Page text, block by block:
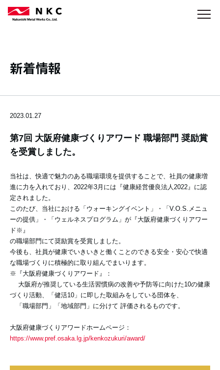
新着情報
2023.01.27
第7回 大阪府健康づくりアワード 職場部門 奨励賞
を受賞しました。
当社は、快適で魅力のある職場環境を提供することで、社員の健康増
進に力を入れており、2022年3月には『健康経営優良法人2022』に認
定されました。
このたび、当社における「ウォーキングイベント」・「V.O.S.メニュ
ーの提供」・「ウェルネスプログラム」が『大阪府健康づくりアワー
ド※』
の職場部門にて奨励賞を受賞しました。
今後も、社員が健康でいきいきと働くことのできる安全・安心で快適
な職場づくりに積極的に取り組んでまいります。
※『大阪府健康づくりアワード』：
大阪府が推奨している生活習慣病の改善や予防等に向けた10の健康
づくり活動、「健活10」に即した取組みをしている団体を、
「職場部門」「地域部門」に分けて 評価されるものです。
大阪府健康づくりアワードホームページ：
https://www.pref.osaka.lg.jp/kenkozukuri/award/